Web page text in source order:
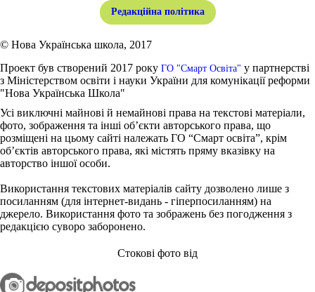
Редакційна політика
© Нова Українська школа, 2017
Проект був створений 2017 року ГО "Смарт Освіта" у партнерстві
з Міністерством освіти і науки України для комунікації реформи
"Нова Українська Школа"
Усі виключні майнові й немайнові права на текстові матеріали,
фото, зображення та інші об’єкти авторського права, що
розміщені на цьому сайті належать ГО “Смарт освіта”, крім
об’єктів авторського права, які містять пряму вказівку на
авторство іншої особи.
Використання текстових матеріалів сайту дозволено лише з
посиланням (для інтернет-видань - гіперпосиланням) на
джерело. Використання фото та зображень без погодження з
редакцією суворо заборонено.
Стокові фото від